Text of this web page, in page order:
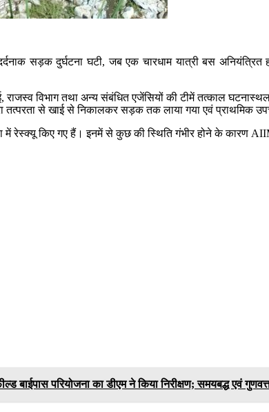
सड़क दुर्घटना घटी, जब एक चारधाम यात्री बस
विभाग तथा अन्य संबंधित एजेंसियों की टीमें तत्काल
तत्परता से खाई से निकालकर सड़क तक लाया गया एवं प्राथमिक
में रेस्क्यू किए गए हैं। इनमें से कुछ की स्थिति गंभीर होने के कारण
बाईपास परियोजना का डीएम ने किया निरीक्षण; समयबद्ध एवं